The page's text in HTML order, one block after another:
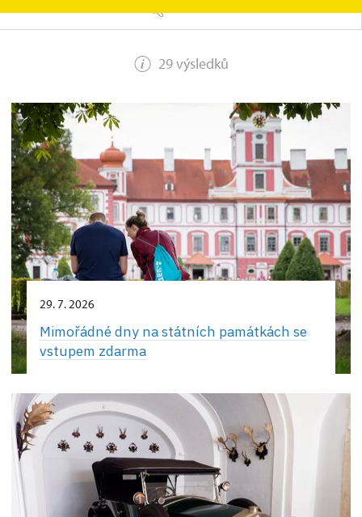
29 výsledků
29. 7. 2026
Mimořádné dny na státních památkách se
vstupem zdarma